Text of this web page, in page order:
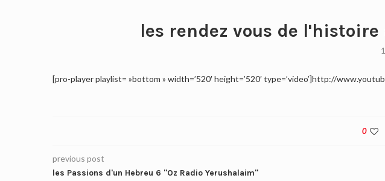
les rendez vous de
[pro-player playlist= »bottom » width=’520′ height=’520′ type=’video’]http://
0
previous post
les Passions d'un Hebreu 6 "Oz Radio Yerushalaim"